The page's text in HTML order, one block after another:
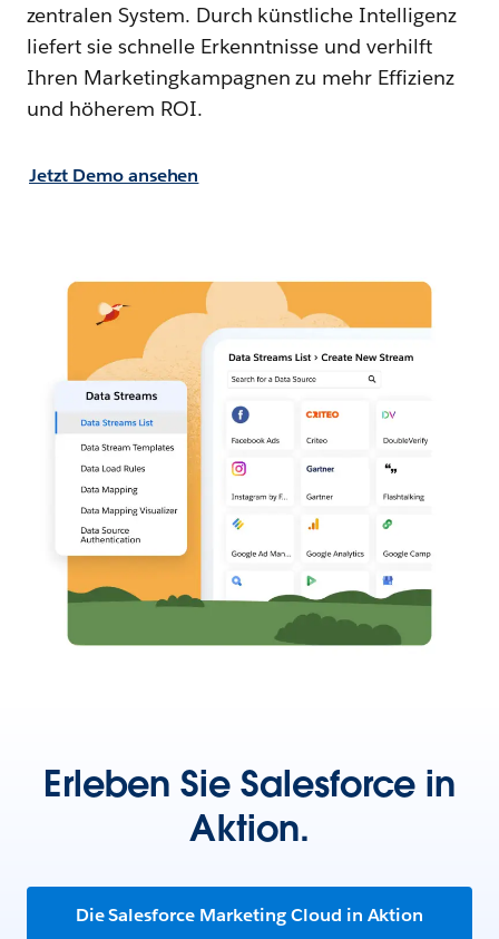
zentralen System. Durch künstliche Intelligenz
liefert sie schnelle Erkenntnisse und verhilft
Ihren Marketingkampagnen zu mehr Effizienz
und höherem ROI.
Jetzt Demo ansehen
Erleben Sie Salesforce in
Aktion.
Die Salesforce Marketing Cloud in Aktion